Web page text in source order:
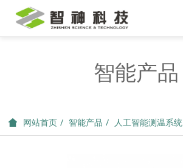
智能产品
网站首页 智能产品 人工智能测温系统